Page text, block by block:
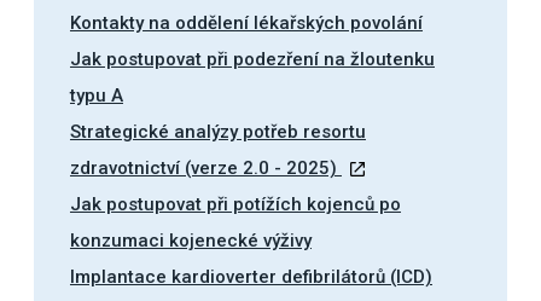
Kontakty na oddělení lékařských povolání
Jak postupovat při podezření na žloutenku
typu A
Strategické analýzy potřeb resortu
zdravotnictví (verze 2.0 - 2025)
Jak postupovat při potížích kojenců po
konzumaci kojenecké výživy
Implantace kardioverter defibrilátorů (ICD)